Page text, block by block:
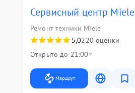
Сервисный центр Miele
Ремонт техники Miele
5,0220 оценки
Открыто до 21:00
Маршрут